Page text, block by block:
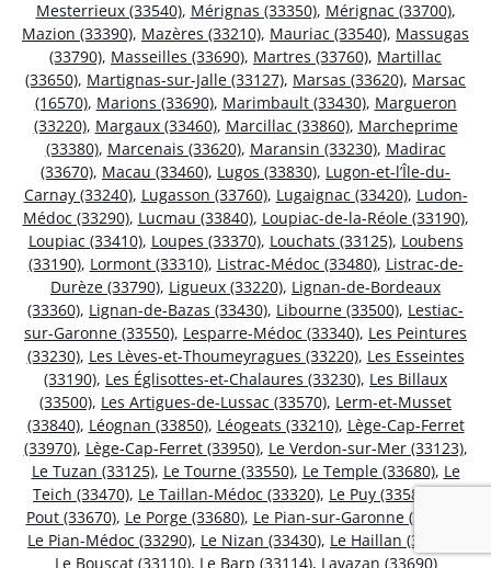
Mesterrieux (33540), Mérignas (33350), Mérignac (33700),
Mazion (33390), Mazères (33210), Mauriac (33540), Massugas
(33790), Masseilles (33690), Martres (33760), Martillac
(33650), Martignas-sur-Jalle (33127), Marsas (33620), Marsac
(16570), Marions (33690), Marimbault (33430), Margueron
(33220), Margaux (33460), Marcillac (33860), Marcheprime
(33380), Marcenais (33620), Maransin (33230), Madirac
(33670), Macau (33460), Lugos (33830), Lugon-et-l’Île-du-
Carnay (33240), Lugasson (33760), Lugaignac (33420), Ludon-
Médoc (33290), Lucmau (33840), Loupiac-de-la-Réole (33190),
Loupiac (33410), Loupes (33370), Louchats (33125), Loubens
(33190), Lormont (33310), Listrac-Médoc (33480), Listrac-de-
Durèze (33790), Ligueux (33220), Lignan-de-Bordeaux
(33360), Lignan-de-Bazas (33430), Libourne (33500), Lestiac-
sur-Garonne (33550), Lesparre-Médoc (33340), Les Peintures
(33230), Les Lèves-et-Thoumeyragues (33220), Les Esseintes
(33190), Les Églisottes-et-Chalaures (33230), Les Billaux
(33500), Les Artigues-de-Lussac (33570), Lerm-et-Musset
(33840), Léognan (33850), Léogeats (33210), Lège-Cap-Ferret
(33970), Lège-Cap-Ferret (33950), Le Verdon-sur-Mer (33123),
Le Tuzan (33125), Le Tourne (33550), Le Temple (33680), Le
Teich (33470), Le Taillan-Médoc (33320), Le Puy (33580),Le
Pout (33670), Le Porge (33680), Le Pian-sur-Garonne (33490)
Le Pian-Médoc (33290), Le Nizan (33430), Le Haillan (33185)
Le Bouscat (33110), Le Barp (33114), Lavazan (33690)